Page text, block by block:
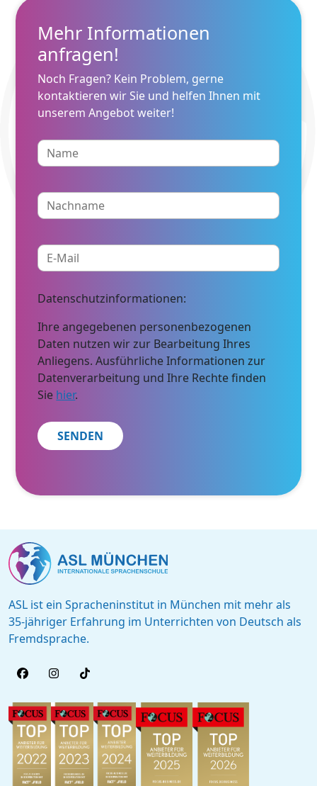
Mehr Informationen
anfragen!
Noch Fragen? Kein Problem, gerne
kontaktieren wir Sie und helfen Ihnen mit
unserem Angebot weiter!
Datenschutzinformationen:
Ihre angegebenen personenbezogenen
Daten nutzen wir zur Bearbeitung Ihres
Anliegens. Ausführliche Informationen zur
Datenverarbeitung und Ihre Rechte finden
Sie hier.
ASL ist ein Spracheninstitut in München mit mehr als
35-jähriger Erfahrung im Unterrichten von Deutsch als
Fremdsprache.